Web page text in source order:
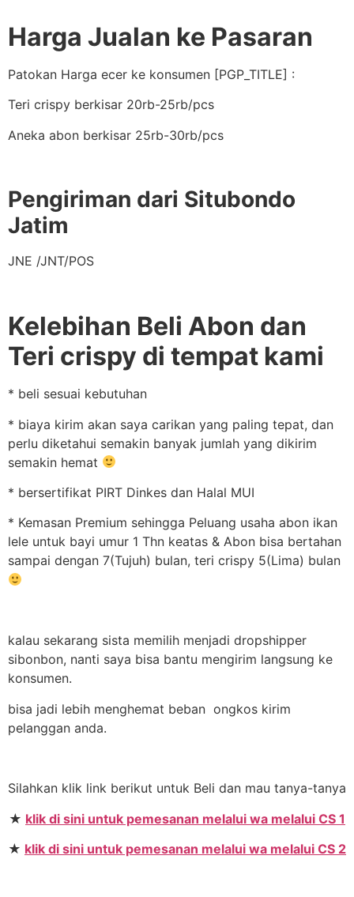
Harga Jualan ke Pasaran
Patokan Harga ecer ke konsumen [PGP_TITLE] :
Teri crispy berkisar 20rb-25rb/pcs
Aneka abon berkisar 25rb-30rb/pcs
Pengiriman dari Situbondo
Jatim
JNE /JNT/POS
Kelebihan Beli Abon dan
Teri crispy di tempat kami
* beli sesuai kebutuhan
* biaya kirim akan saya carikan yang paling tepat, dan
perlu diketahui semakin banyak jumlah yang dikirim
semakin hemat
* bersertifikat PIRT Dinkes dan Halal MUI
* Kemasan Premium sehingga Peluang usaha abon ikan
lele untuk bayi umur 1 Thn keatas & Abon bisa bertahan
sampai dengan 7(Tujuh) bulan, teri crispy 5(Lima) bulan
kalau sekarang sista memilih menjadi dropshipper
sibonbon, nanti saya bisa bantu mengirim langsung ke
konsumen.
bisa jadi lebih menghemat beban ongkos kirim
pelanggan anda.
Silahkan klik link berikut untuk Beli dan mau tanya-tanya
★ klik di sini untuk pemesanan melalui wa melalui CS 1
★ klik di sini untuk pemesanan melalui wa melalui CS 2